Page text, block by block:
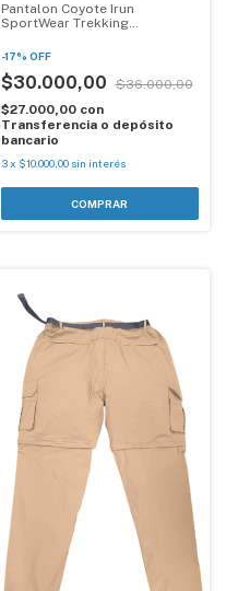
Pantalon Coyote Irun
SportWear Trekking
-17% OFF
$30.000,00
$36.000,00
$27.000,00 con
Transferencia o depósito
bancario
3 x $10.000,00 sin interés
COMPRAR